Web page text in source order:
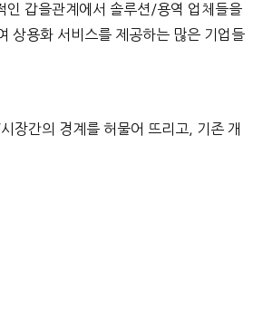
인 갑을관계에서 솔루션/용역 업체들을
상용화 서비스를 제공하는 많은 기업들
장간의 경계를 허물어 뜨리고, 기존 개